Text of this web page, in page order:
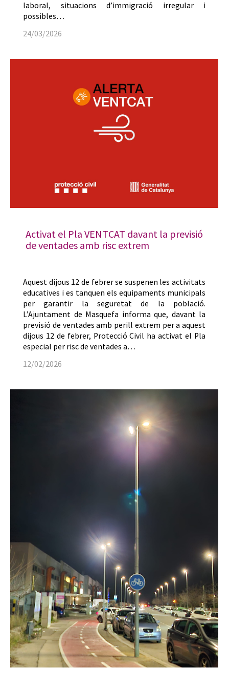
laboral, situacions d’immigració irregular i
possibles…
24/03/2026
Activat el Pla VENTCAT davant la previsió
de ventades amb risc extrem
Aquest dijous 12 de febrer se suspenen les activitats
educatives i es tanquen els equipaments municipals
per garantir la seguretat de la població.
L’Ajuntament de Masquefa informa que, davant la
previsió de ventades amb perill extrem per a aquest
dijous 12 de febrer, Protecció Civil ha activat el Pla
especial per risc de ventades a…
12/02/2026